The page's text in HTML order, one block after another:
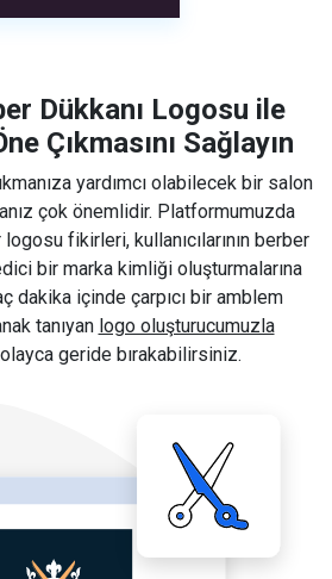
Dükkanı Logosu ile
Çıkmasını Sağlayın
yardımcı olabilecek bir salon
çok önemlidir. Platformumuzda
fikirleri, kullanıcılarının berber
bir marka kimliği oluşturmalarına
dakika içinde çarpıcı bir amblem
tanıyan logo oluşturucumuzla
geride bırakabilirsiniz.